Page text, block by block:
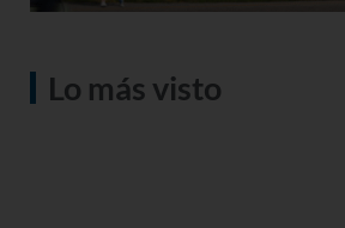
Lo más visto